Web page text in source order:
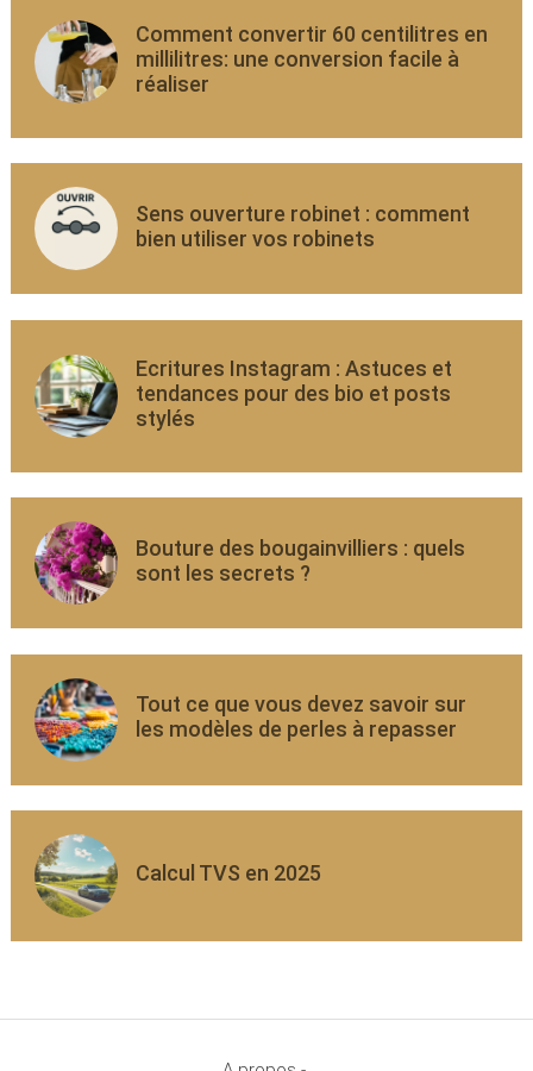
Comment convertir 60 centilitres en
millilitres: une conversion facile à
réaliser
Sens ouverture robinet : comment
bien utiliser vos robinets
Ecritures Instagram : Astuces et
tendances pour des bio et posts
stylés
Bouture des bougainvilliers : quels
sont les secrets ?
Tout ce que vous devez savoir sur
les modèles de perles à repasser
Calcul TVS en 2025